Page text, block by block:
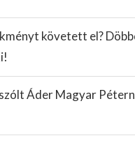
követett el?
Áder Magyar